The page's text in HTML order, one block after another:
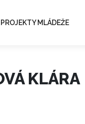
PROJEKTY MLÁDEŽE
KLÁRA